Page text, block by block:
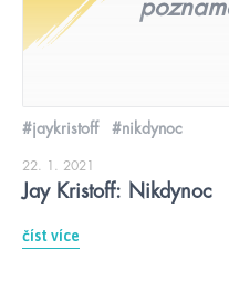
#jaykristoff #nikdynoc
22. 1. 2021
Jay Kristoff: Nikdynoc
číst více